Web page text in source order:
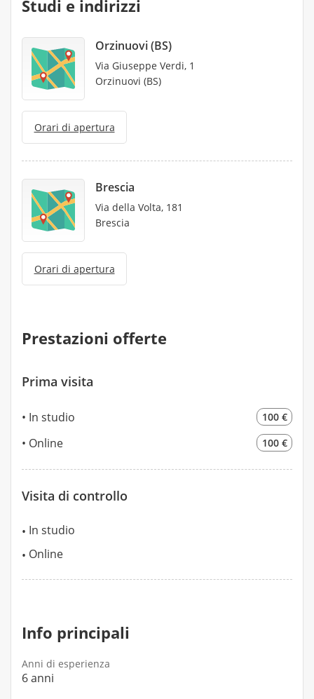
Studi e indirizzi
Orzinuovi (BS)
Via Giuseppe Verdi, 1
Orzinuovi (BS)
Orari di apertura
Brescia
Via della Volta, 181
Brescia
Orari di apertura
Prestazioni offerte
Prima visita
In studio 100 €
Online 100 €
Visita di controllo
In studio
Online
Info principali
Anni di esperienza
6 anni